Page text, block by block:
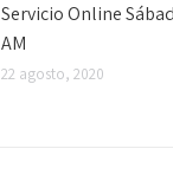
Servicio Online
AM
22 agosto, 2020